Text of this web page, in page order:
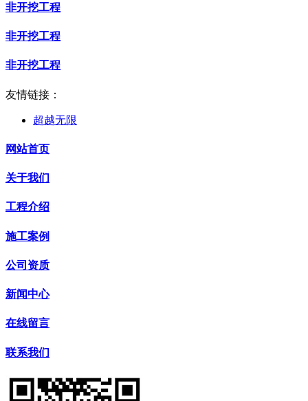
非开挖工程
非开挖工程
非开挖工程
友情链接：
超越无限
网站首页
关于我们
工程介绍
施工案例
公司资质
新闻中心
在线留言
联系我们